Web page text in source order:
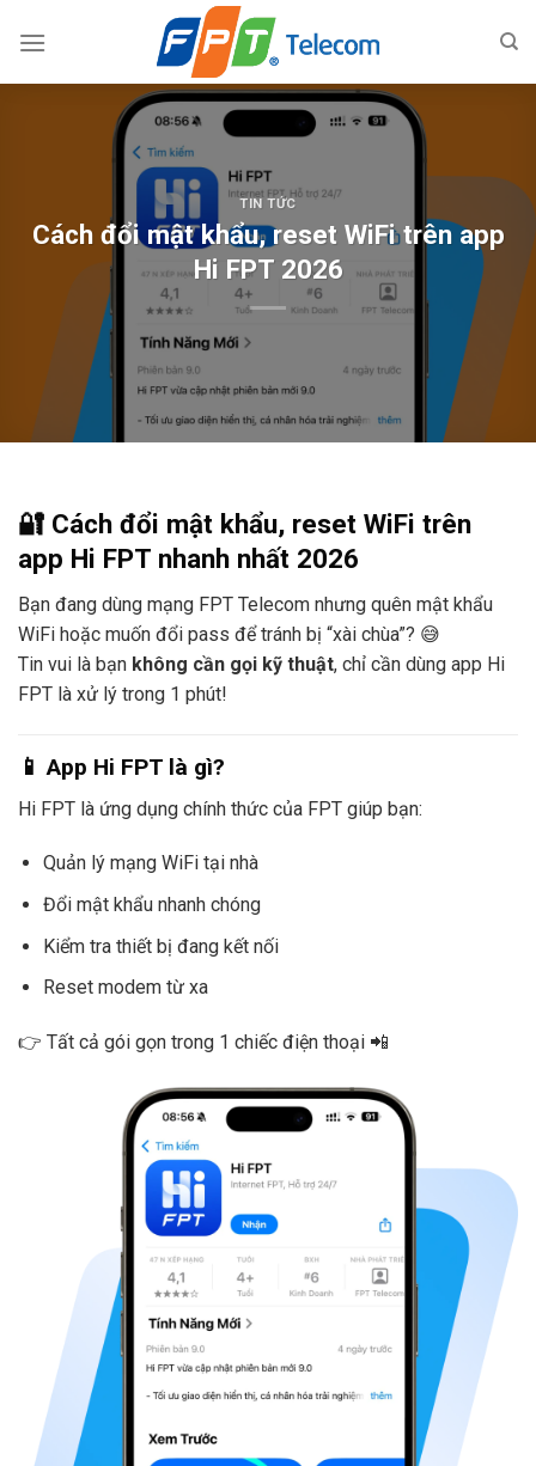
TIN TỨC
Cách đổi mật khẩu, reset WiFi trên app
Hi FPT 2026
🔐 Cách đổi mật khẩu, reset WiFi trên
app Hi FPT nhanh nhất 2026
Bạn đang dùng mạng FPT Telecom nhưng quên mật khẩu
WiFi hoặc muốn đổi pass để tránh bị “xài chùa”? 😅
Tin vui là bạn không cần gọi kỹ thuật, chỉ cần dùng app Hi
FPT là xử lý trong 1 phút!
📱 App Hi FPT là gì?
Hi FPT là ứng dụng chính thức của FPT giúp bạn:
Quản lý mạng WiFi tại nhà
Đổi mật khẩu nhanh chóng
Kiểm tra thiết bị đang kết nối
Reset modem từ xa
👉 Tất cả gói gọn trong 1 chiếc điện thoại 📲